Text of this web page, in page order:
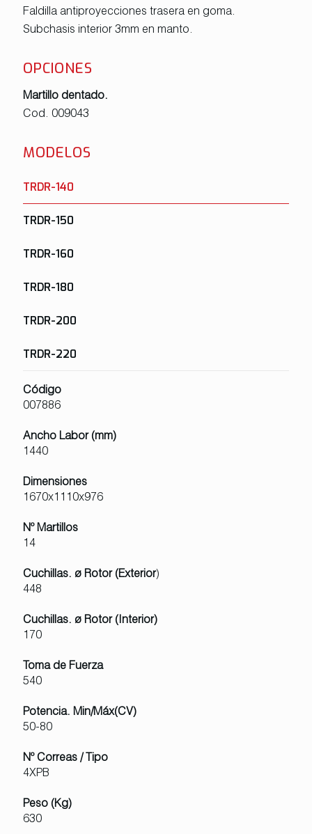
Faldilla antiproyecciones trasera en goma.
Subchasis interior 3mm en manto.
OPCIONES
Martillo dentado.
Cod. 009043
MODELOS
TRDR-140
TRDR-150
TRDR-160
TRDR-180
TRDR-200
TRDR-220
Código
007886
Ancho Labor (mm)
1440
Dimensiones
1670x1110x976
Nº Martillos
14
Cuchillas. ø Rotor (Exterior)
448
Cuchillas. ø Rotor (Interior)
170
Toma de Fuerza
540
Potencia. Min/Máx(CV)
50-80
Nº Correas / Tipo
4XPB
Peso (Kg)
630